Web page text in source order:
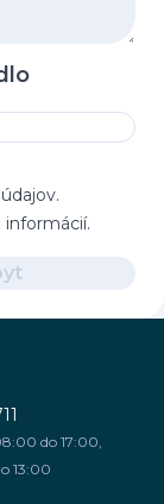
do 17:00,
13:00